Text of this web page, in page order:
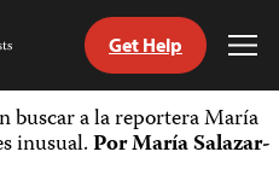
Get Help
buscar a la reportera María
inusual.Por María Salazar-